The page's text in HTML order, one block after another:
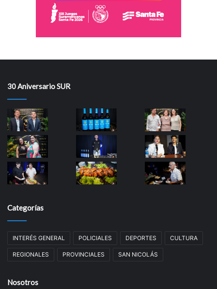
30 Aniversario SUR
Categorías
INTERÉS GENERAL POLICIALES DEPORTES CULTURA
REGIONALES PROVINCIALES SAN NICOLÁS
Nosotros